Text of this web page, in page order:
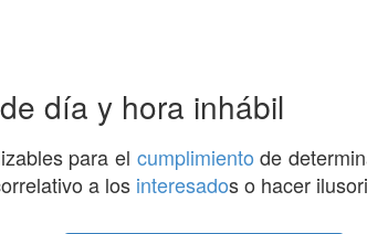
día y hora inhábil
para el cumplimiento de
a los interesados o hacer